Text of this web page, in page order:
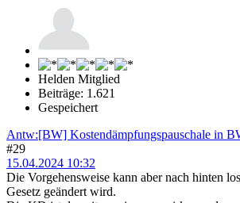
Helden Mitglied
Beiträge: 1.621
Gespeichert
Antw:[BW] Kostendämpfungspauschale in
#29
15.04.2024 10:32
Die Vorgehensweise kann aber nach hinten
Gesetz geändert wird.